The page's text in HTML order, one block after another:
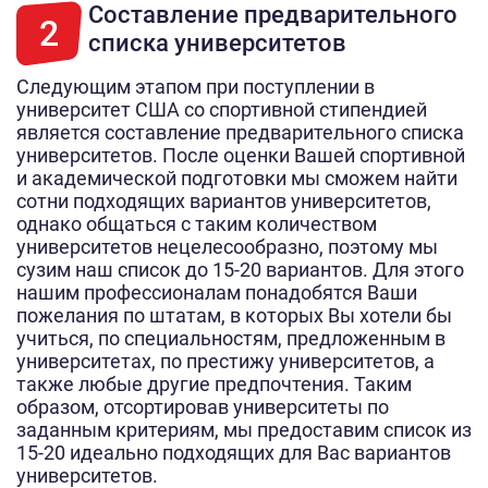
Составление предварительного
списка университетов
2
Следующим этапом при поступлении в
университет США со спортивной стипендией
является составление предварительного списка
университетов. После оценки Вашей спортивной
и академической подготовки мы сможем найти
сотни подходящих вариантов университетов,
однако общаться с таким количеством
университетов нецелесообразно, поэтому мы
сузим наш список до 15-20 вариантов. Для этого
нашим профессионалам понадобятся Ваши
пожелания по штатам, в которых Вы хотели бы
учиться, по специальностям, предложенным в
университетах, по престижу университетов, а
также любые другие предпочтения. Таким
образом, отсортировав университеты по
заданным критериям, мы предоставим список из
15-20 идеально подходящих для Вас вариантов
университетов.